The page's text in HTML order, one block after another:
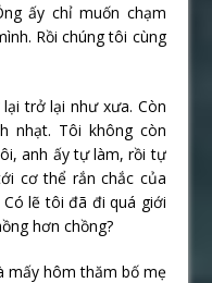
ấy chỉ muốn chạm
Rồi chúng tôi cùng
trở lại như xưa. Còn
nhạt. Tôi không còn
anh ấy tự làm, rồi tự
cơ thể rắn chắc của
lẽ tôi đã đi quá giới
hơn chồng?
mấy hôm thăm bố mẹ